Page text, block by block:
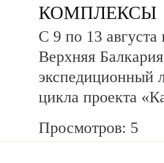
КОМПЛЕКСЫ
С 9 по 13 августа
Верхняя
экспедиционный
цикла проекта
Просмотров: 5